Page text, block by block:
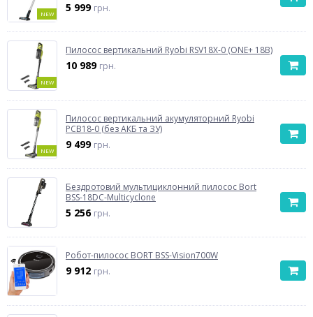
NEW 5 999 грн.
NEW
Пилосос вертикальний Ryobi RSV18X-0 (ONE+ 18В)
10 989 грн.
NEW
Пилосос вертикальний акумуляторний Ryobi
РСВ18-0 (без АКБ та ЗУ)
9 499 грн.
Бездротовий мультициклонний пилосос Bort
BSS-18DC-Multicyclone
5 256 грн.
Робот-пилосос BORT BSS-Vision700W
9 912 грн.